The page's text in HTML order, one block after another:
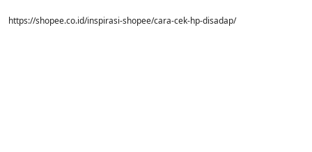
https://shopee.co.id/inspirasi-shopee/cara-cek-hp-disadap/